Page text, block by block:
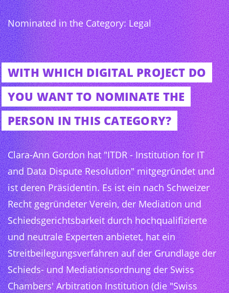
Nominated in the Category: Legal
WITH WHICH DIGITAL PROJECT DO
YOU WANT TO NOMINATE THE
PERSON IN THIS CATEGORY?
Clara-Ann Gordon hat "ITDR - Institution for IT
and Data Dispute Resolution" mitgegründet und
ist deren Präsidentin. Es ist ein nach Schweizer
Recht gegründeter Verein, der Mediation und
Schiedsgerichtsbarkeit durch hochqualifizierte
und neutrale Experten anbietet, hat ein
Streitbeilegungsverfahren auf der Grundlage der
Schieds- und Mediationsordnung der Swiss
Chambers' Arbitration Institution (die "Swiss